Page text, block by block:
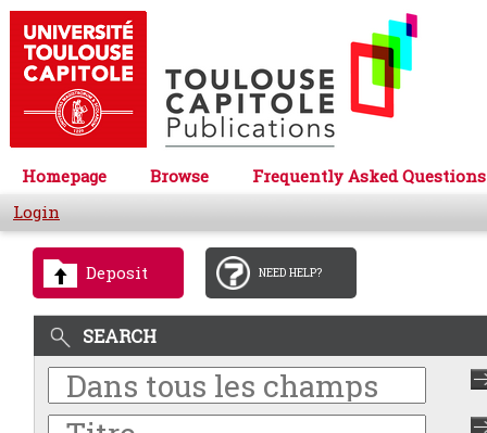
Homepage Browse
Frequently Asked Questions
Login
Deposit NEED HELP?
SEARCH